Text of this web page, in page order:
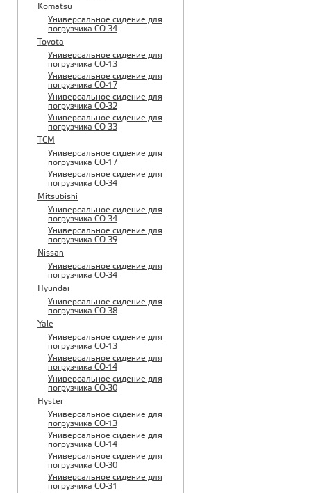
Komatsu
Универсальное сидение для
погрузчика CO-34
Toyota
Универсальное сидение для
погрузчика CO-13
Универсальное сидение для
погрузчика CO-17
Универсальное сидение для
погрузчика CO-32
Универсальное сидение для
погрузчика CO-33
TCM
Универсальное сидение для
погрузчика CO-17
Универсальное сидение для
погрузчика CO-34
Mitsubishi
Универсальное сидение для
погрузчика CO-34
Универсальное сидение для
погрузчика CO-39
Nissan
Универсальное сидение для
погрузчика CO-34
Hyundai
Универсальное сидение для
погрузчика CO-38
Yale
Универсальное сидение для
погрузчика CO-13
Универсальное сидение для
погрузчика CO-14
Универсальное сидение для
погрузчика CO-30
Hyster
Универсальное сидение для
погрузчика CO-13
Универсальное сидение для
погрузчика CO-14
Универсальное сидение для
погрузчика CO-30
Универсальное сидение для
погрузчика CO-31